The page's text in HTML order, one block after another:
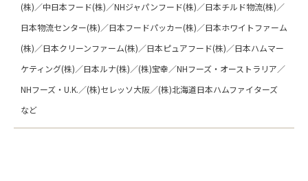
(株)／中日本フード(株)／NHジャパンフード(株)／日本チルド物流(株)／
日本物流センター(株)／日本フードパッカー(株)／日本ホワイトファーム
(株)／日本クリーンファーム(株)／日本ピュアフード(株)／日本ハムマー
ケティング(株)／日本ルナ(株)／(株)宝幸／NHフーズ・オーストラリア／
NHフーズ・U.K.／(株)セレッソ大阪／(株)北海道日本ハムファイターズ
など